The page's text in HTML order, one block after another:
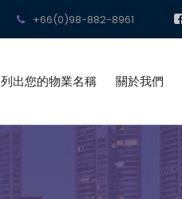
+66(0)98-882-8961
列出您的物業名稱 關於我們